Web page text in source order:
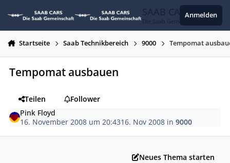
SAAB CARS
Die Saab Gemeinschaft
Anmelden
Startseite Saab Technikbereich 9000 Tempomat
Tempomat ausbauen
Teilen
Follower
Pink Floyd
16. November 2008 um 20:4316. Nov 2008 in9000
Neues Thema starten